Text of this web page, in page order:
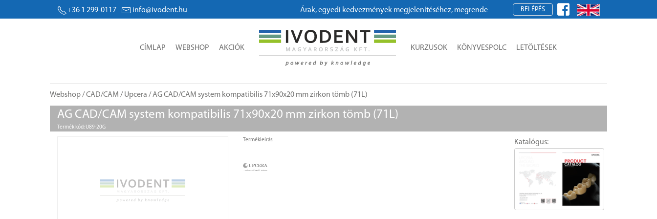
+36 1 299-0117 info@ivodent.hu Árak, egyedi kedvezmények megjelenítéséhez, megrendeléshez kérjük, regisztráljon!
BELÉPÉS
CÍMLAP WEBSHOP AKCIÓK KURZUSOK KÖNYVESPOLC LETÖLTÉSEK
Webshop/CAD/CAM / Upcera / AG CAD/CAM system kompatibilis 71x90x20 mm zirkon tömb (71L)
AG CAD/CAM system kompatibilis 71x90x20 mm zirkon tömb (71L)
Termék kód: U89-20G
Termékleírás: Katalógus: